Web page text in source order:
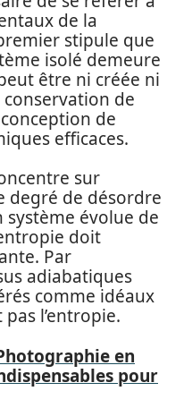
de la
stipule que
isolé demeure
être ni créée ni
de
de
efficaces.
sur
degré de désordre
système évolue de
doit
Par
adiabatiques
comme idéaux
pas l’entropie.
en
pour